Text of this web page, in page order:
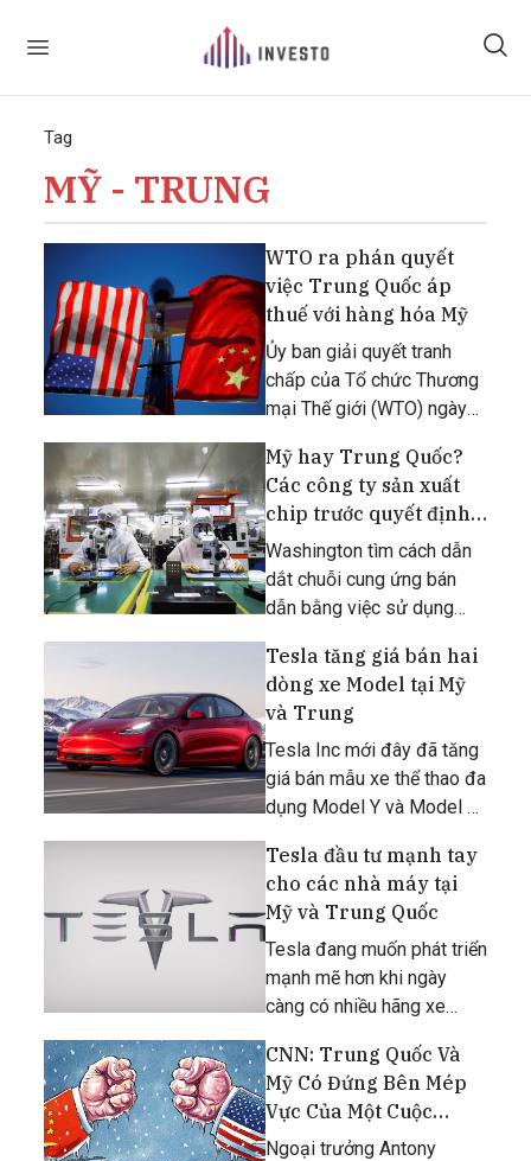
Tag
MỸ - TRUNG
WTO ra phán quyết
việc Trung Quốc áp
thuế với hàng hóa Mỹ
Ủy ban giải quyết tranh
chấp của Tổ chức Thương
mại Thế giới (WTO) ngày
hiện thấy Trung Quốc hành
động không phù hợp cho
nghĩa vụ của tổ chức này,
khi áp đặt thuế bổ sung
đối với
Mỹ hay Trung Quốc?
Các công ty sản xuất
chip trước quyết định
phải lựa chọn
Washington tìm cách dẫn
dắt chuỗi cung ứng bán
dẫn bằng việc sử dụng
Đạo luật Chip.
Tesla tăng giá bán hai
dòng xe Model tại Mỹ
và Trung
Tesla Inc mới đây đã tăng
giá bán mẫu xe thể thao đa
dụng Model Y và Model 3
1.000 USD/chiếc cùng với
hai mẫu Model 3 và Model
Y tại Trung Quốc thêm
10.000 NDT (1.582,40
USD).
Tesla đầu tư mạnh tay
cho các nhà máy tại
Mỹ và Trung Quốc
Tesla đang muốn phát triển
mạnh mẽ hơn khi ngày
càng có nhiều hãng xe
ôtô điện.
CNN: Trung Quốc Và
Mỹ Có Đứng Bên Mép
Vực Của Một Cuộc
Chiến Tranh Lạnh?
Ngoại trưởng Antony